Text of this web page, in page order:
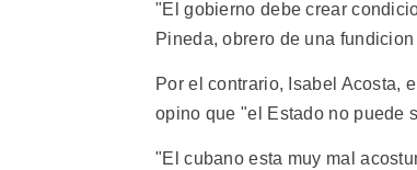
"El gobierno debe crear
Pineda, obrero de una
Por el contrario, Isabel Acosta,
opino que "el Estado no puede
"El cubano esta muy mal